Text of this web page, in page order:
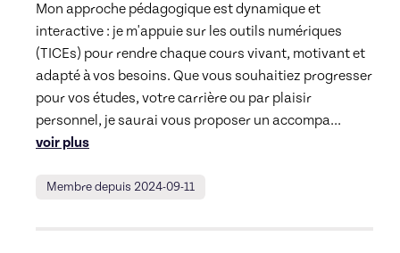
Mon approche pédagogique est dynamique et
interactive : je m'appuie sur les outils numériques
(TICEs) pour rendre chaque cours vivant, motivant et
adapté à vos besoins. Que vous souhaitiez progresser
pour vos études, votre carrière ou par plaisir
personnel, je saurai vous proposer un accompa...
voir plus
Membre depuis 2024-09-11